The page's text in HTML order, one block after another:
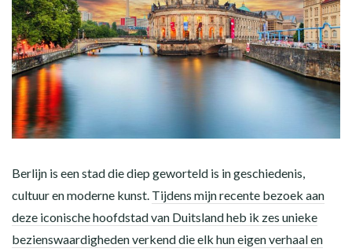
Berlijn is een stad die diep geworteld is in geschiedenis,
cultuur en moderne kunst. Tijdens mijn recente bezoek aan
deze iconische hoofdstad van Duitsland heb ik zes unieke
bezienswaardigheden verkend die elk hun eigen verhaal en